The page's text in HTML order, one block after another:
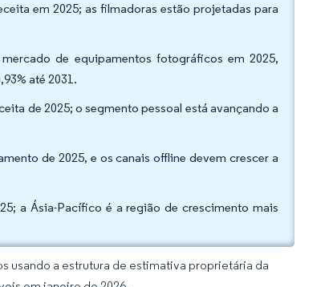
em 2025; as filmadoras estão projetadas para
de equipamentos fotográficos em 2025,
até 2031.
de 2025; o segmento pessoal está avançando a
de 2025, e os canais offline devem crescer a
a Ásia-Pacífico é a região de crescimento mais
usando a estrutura de estimativa proprietária da